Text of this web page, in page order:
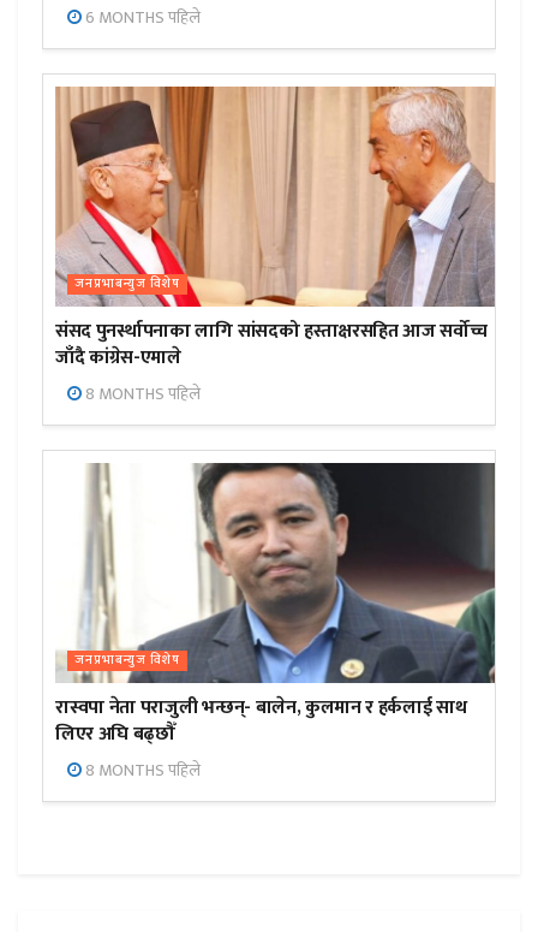
6 MONTHS पहिले
जनप्रभाबन्युज विशेष
संसद पुनर्स्थापनाका लागि सांसदको हस्ताक्षरसहित आज सर्वोच्च
जाँदै कांग्रेस-एमाले
8 MONTHS पहिले
जनप्रभाबन्युज विशेष
रास्वपा नेता पराजुली भन्छन्- बालेन, कुलमान र हर्कलाई साथ
लिएर अघि बढ्छौँ
8 MONTHS पहिले